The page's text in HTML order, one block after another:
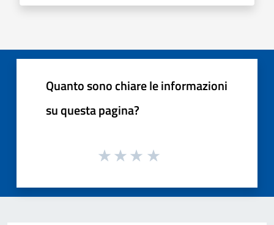
Quanto sono chiare le informazioni
su questa pagina?